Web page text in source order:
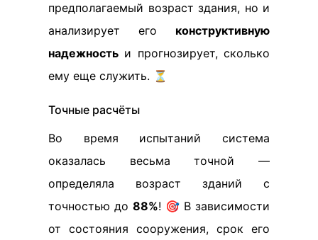
предполагаемый возраст здания, но и
анализирует его конструктивную
надежность и прогнозирует, сколько
ему еще служить. ⏳
Точные расчёты
Во время испытаний система
оказалась весьма точной —
определяла возраст зданий с
точностью до 88%! 🎯 В зависимости
от состояния сооружения, срок его